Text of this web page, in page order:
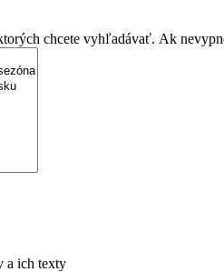
chcete vyhľadávať. Ak
a ich texty